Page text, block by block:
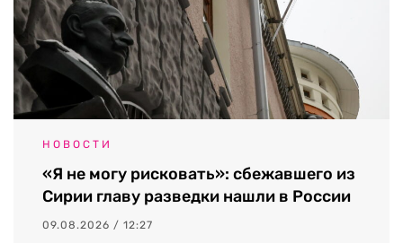
НОВОСТИ
«Я не могу рисковать»: сбежавшего из
Сирии главу разведки нашли в России
09.08.2026 / 12:27